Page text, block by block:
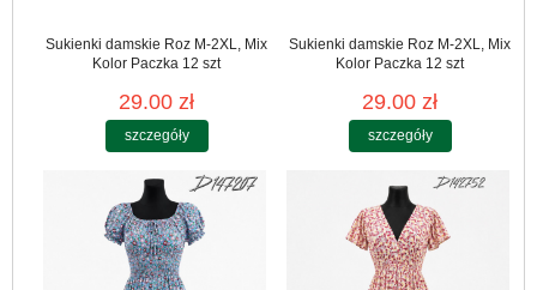
Sukienki damskie Roz M-2XL, Mix
Kolor Paczka 12 szt
29.00 zł
szczegóły
Sukienki damskie Roz M-2XL, Mix
Kolor Paczka 12 szt
29.00 zł
szczegóły